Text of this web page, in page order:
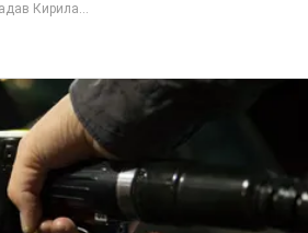
Кирила...